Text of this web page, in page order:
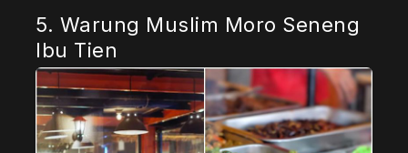
5. Warung Muslim Moro Seneng
Ibu Tien